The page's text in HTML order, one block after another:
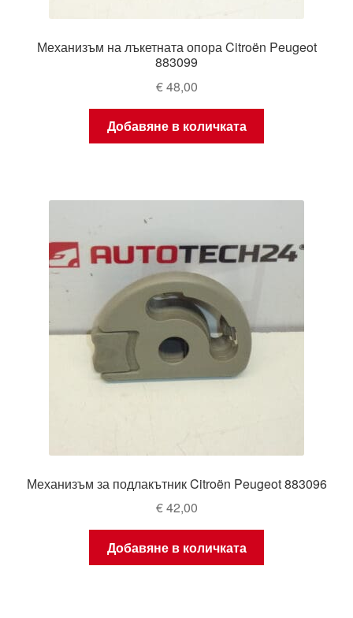
Механизъм на лъкетната опора Citroën Peugeot
883099
€48,00
Добавяне в количката
Механизъм за подлакътник Citroën Peugeot 883096
€42,00
Добавяне в количката